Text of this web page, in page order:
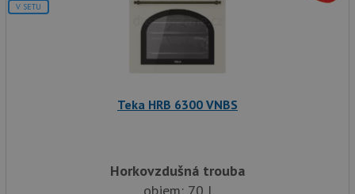
V SETU
Teka HRB 6300 VNBS
Horkovzdušná trouba